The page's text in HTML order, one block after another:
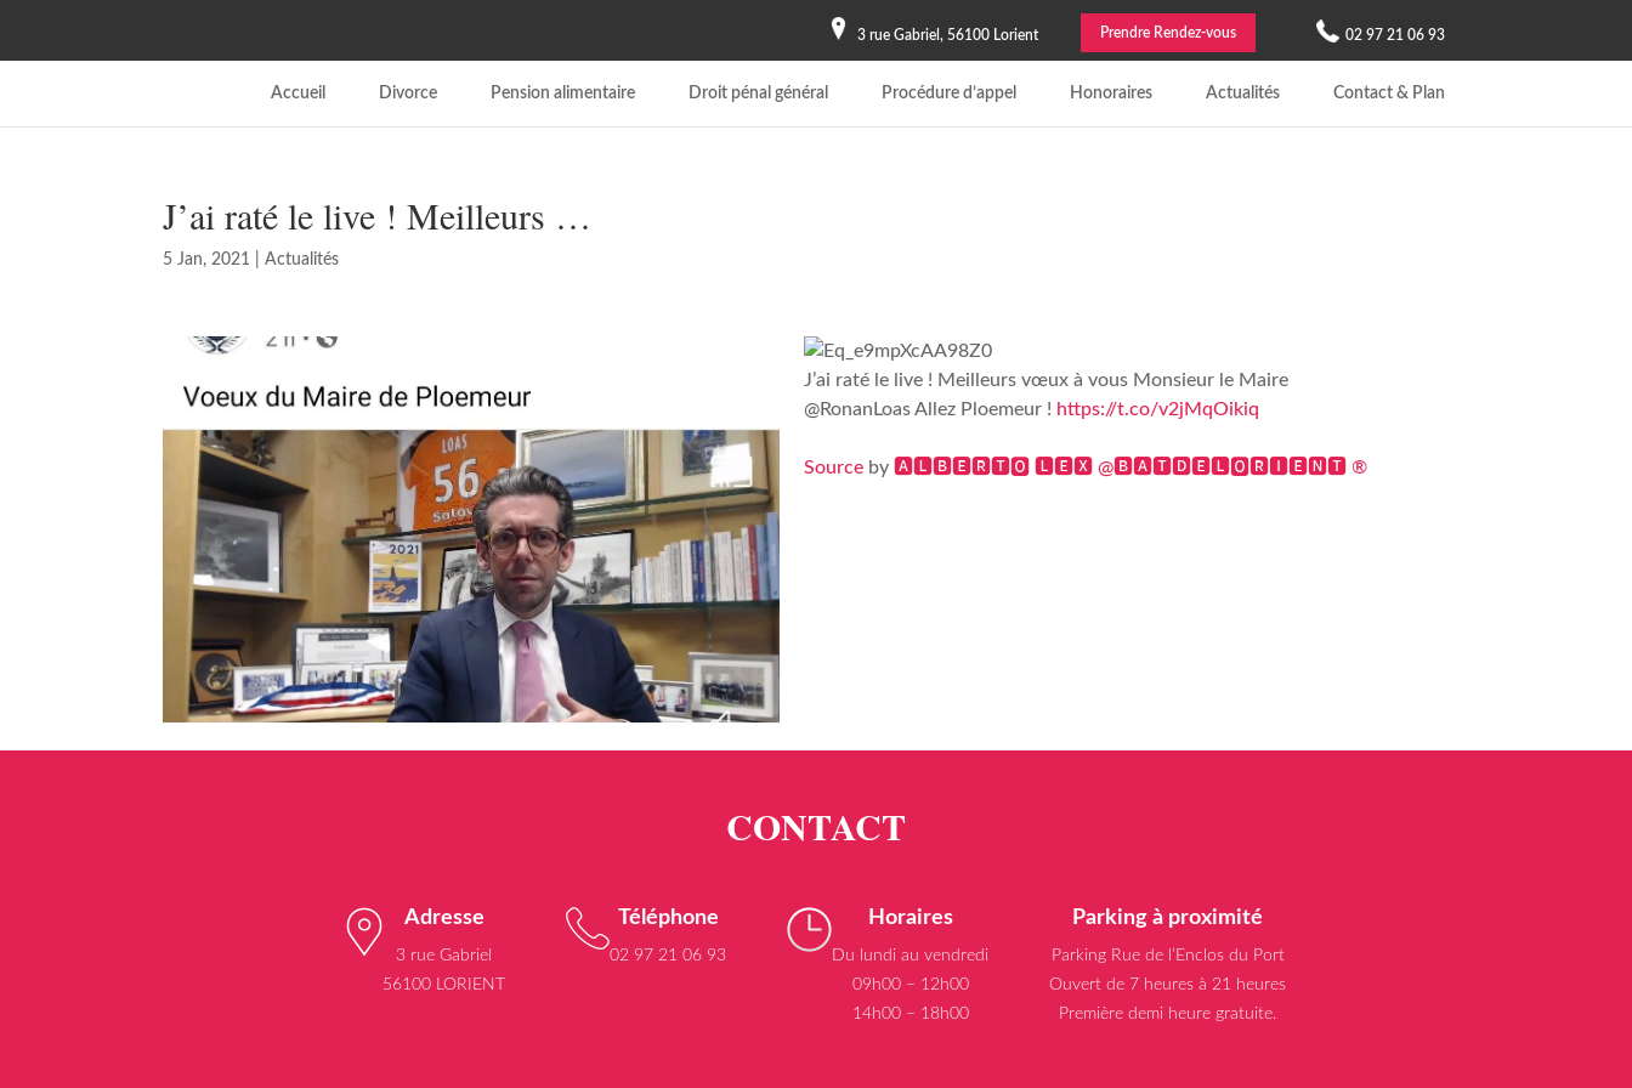
02 97 21 06 93
3 rue Gabriel, 56100 Lorient Prendre Rendez-vous
Accueil Divorce Pension alimentaire Droit pénal général Procédure d’appel Honoraires Actualités Contact & Plan
J’ai raté le live ! Meilleurs …
5 Jan, 2021 |Actualités
J’ai raté le live ! Meilleurs vœux à vous Monsieur le Maire
@RonanLoas Allez Ploemeur ! https://t.co/v2jMqOikiq
Source by 🅰🅻🅱🅴🆁🆃🅾 🅻🅴🆇 @🅱🅰🆃🅳🅴🅻🅾🆁🅸🅴🅽🆃 ®
Adresse
3 rue Gabriel
56100 LORIENT
Téléphone
02 97 21 06 93
Horaires
Du lundi au vendredi
09h00 – 12h00
14h00 – 18h00
Parking à proximité
Parking Rue de l’Enclos du Port
Ouvert de 7 heures à 21 heures
Première demi heure gratuite.